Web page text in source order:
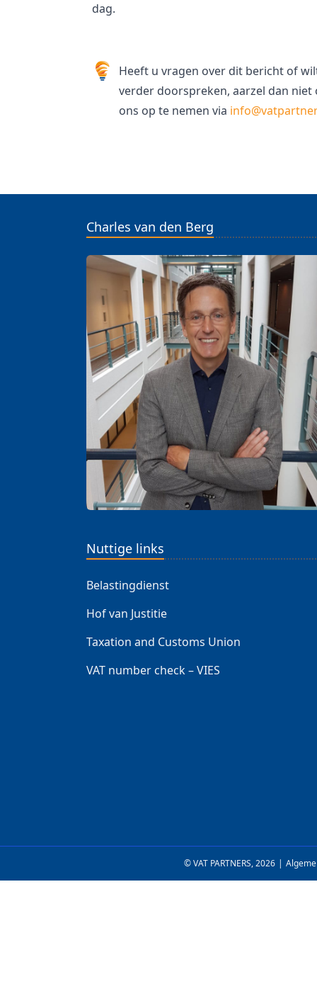
dag.
Heeft u vragen over dit bericht of
verder doorspreken, aarzel dan
ons op te nemen via
Charles van den Berg
Nuttige links
Belastingdienst
Hof van Justitie
Taxation and Customs Union
VAT number check – VIES
© VAT PARTNERS, 2026 |